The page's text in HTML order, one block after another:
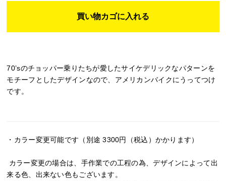
70’sのチョッパー乗りたちが愛したサイケデリックなパターンを
モチーフとしたデザインなので、アメリカンバイクにうってつけ
です。
・カラー変更可能です（別途 3300円（税込）かかります）
カラー変更の場合は、手作業での工程の為、デザインによって出
来る色、出来ない色もございます。